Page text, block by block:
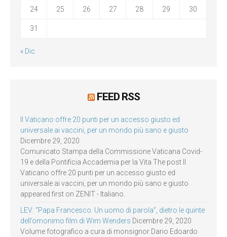
24 25 26 27 28 29 30
31
« Dic
FEED RSS
Il Vaticano offre 20 punti per un accesso giusto ed
universale ai vaccini, per un mondo più sano e giusto
Dicembre 29, 2020
Comunicato Stampa della Commissione Vaticana Covid-
19 e della Pontificia Accademia per la Vita The post Il
Vaticano offre 20 punti per un accesso giusto ed
universale ai vaccini, per un mondo più sano e giusto
appeared first on ZENIT - Italiano.
LEV: “Papa Francesco. Un uomo di parola”, dietro le quinte
dell’omonimo film di Wim Wenders Dicembre 29, 2020
Volume fotografico a cura di monsignor Dario Edoardo